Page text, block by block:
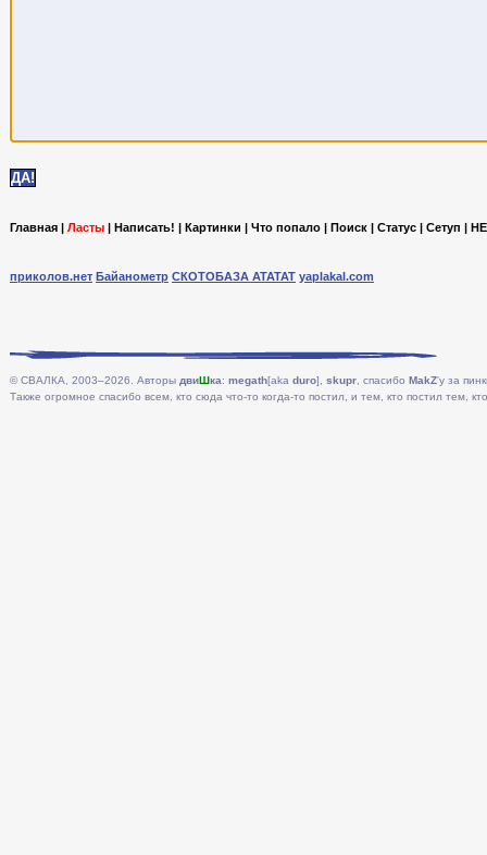
Главная | Ласты | Написать! | Картинки | Что попало | Поиск | Статус | Сетуп |
приколов.нет Байанометр СКОТОБАЗА АТАТАТ yaplakal.com
© СВАЛКА, 2003–2026. Авторы двиШка: megath[aka duro], skupr , спасибо MakZ'у за
Также огромное спасибо всем, кто сюда что-то когда-то постил, и тем, кто постил тем,